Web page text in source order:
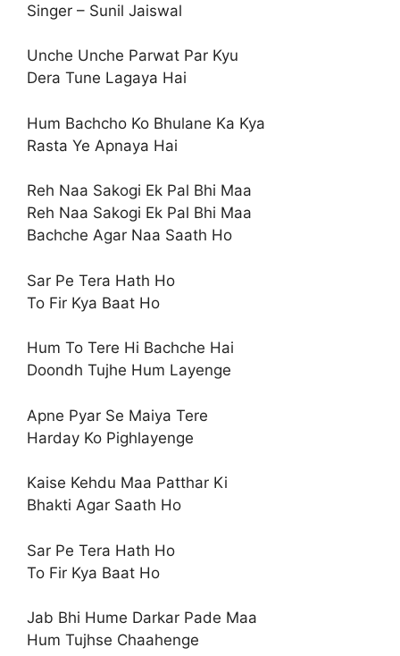
Singer – Sunil Jaiswal
Unche Unche Parwat Par Kyu
Dera Tune Lagaya Hai
Hum Bachcho Ko Bhulane Ka Kya
Rasta Ye Apnaya Hai
Reh Naa Sakogi Ek Pal Bhi Maa
Reh Naa Sakogi Ek Pal Bhi Maa
Bachche Agar Naa Saath Ho
Sar Pe Tera Hath Ho
To Fir Kya Baat Ho
Hum To Tere Hi Bachche Hai
Doondh Tujhe Hum Layenge
Apne Pyar Se Maiya Tere
Harday Ko Pighlayenge
Kaise Kehdu Maa Patthar Ki
Bhakti Agar Saath Ho
Sar Pe Tera Hath Ho
To Fir Kya Baat Ho
Jab Bhi Hume Darkar Pade Maa
Hum Tujhse Chaahenge